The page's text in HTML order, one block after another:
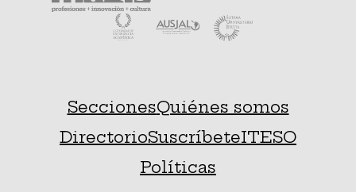
SeccionesQuiénes somos
DirectorioSuscríbeteITESO
Políticas